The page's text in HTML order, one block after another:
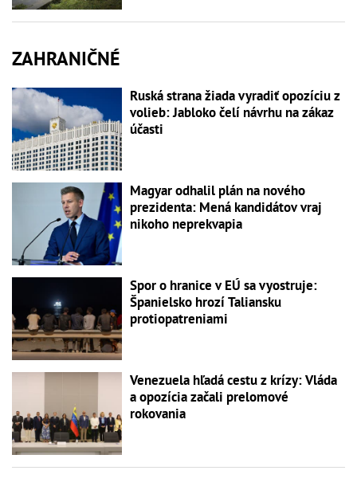
ZAHRANIČNÉ
Ruská strana žiada vyradiť opozíciu z
volieb: Jabloko čelí návrhu na zákaz
účasti
Magyar odhalil plán na nového
prezidenta: Mená kandidátov vraj
nikoho neprekvapia
Spor o hranice v EÚ sa vyostruje:
Španielsko hrozí Taliansku
protiopatreniami
Venezuela hľadá cestu z krízy: Vláda
a opozícia začali prelomové
rokovania